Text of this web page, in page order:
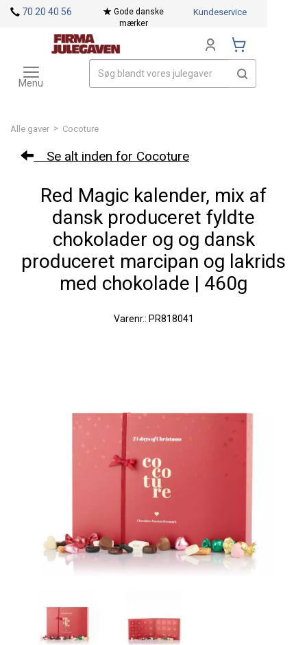
Alle gaver > Cocoture
Se alt inden for Cocoture
Red Magic kalender, mix af
dansk produceret fyldte
chokolader og og dansk
produceret marcipan og lakrids
med chokolade | 460g
Varenr.: PR818041
70 20 40 56
Gode danske
mærker
Kundeservice
Toggle
navigation
Menu
Mærker